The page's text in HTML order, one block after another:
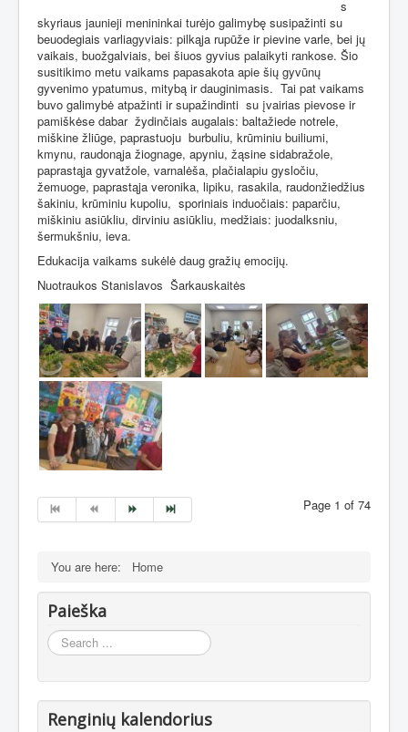
s
skyriaus jaunieji menininkai turėjo galimybę susipažinti su
beuodegiais varliagyviais: pilkąja rupūže ir pievine varle, bei jų
vaikais, buožgalviais, bei šiuos gyvius palaikyti rankose. Šio
susitikimo metu vaikams papasakota apie šių gyvūnų
gyvenimo ypatumus, mitybą ir dauginimasis. Tai pat vaikams
buvo galimybė atpažinti ir supažindinti su įvairias pievose ir
pamiškėse dabar žydinčiais augalais: baltažiede notrele,
miškine žliūge, paprastuoju burbuliu, krūminiu builiumi,
kmynu, raudonąja žiognage, apyniu, žąsine sidabražole,
paprastąja gyvatžole, varnalėša, plačialapiu gysločiu,
žemuoge, paprastąja veronika, lipiku, rasakila, raudonžiedžius
šakiniu, krūminiu kupoliu, sporiniais induočiais: paparčiu,
miškiniu asiūkliu, dirviniu asiūkliu, medžiais: juodalksniu,
šermukšniu, ieva.
Edukacija vaikams sukėlė daug gražių emocijų.
Nuotraukos Stanislavos Šarkauskaitės
Page 1 of 74
You are here: Home
Paieška
Search
...
Renginių kalendorius